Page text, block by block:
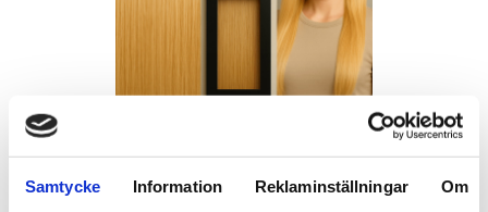
Samtycke Information Reklaminställningar Om